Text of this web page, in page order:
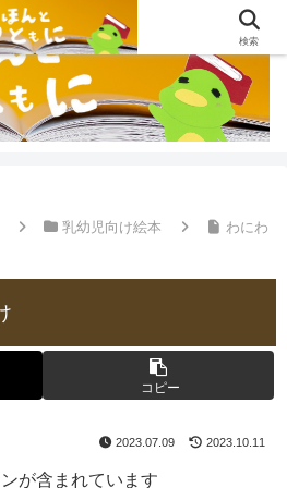
乳幼児向け絵本
わにわ
コピー
2023.07.09 2023.10.11
が含まれています
検索